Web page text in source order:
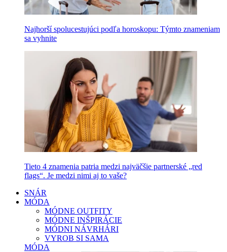
Najhorší spolucestujúci podľa horoskopu: Týmto znameniam
sa vyhnite
Tieto 4 znamenia patria medzi najväčšie partnerské „red
flags“. Je medzi nimi aj to vaše?
SNÁR
MÓDA
MÓDNE OUTFITY
MÓDNE INŠPIRÁCIE
MÓDNI NÁVRHÁRI
VYROB SI SAMA
MÓDA